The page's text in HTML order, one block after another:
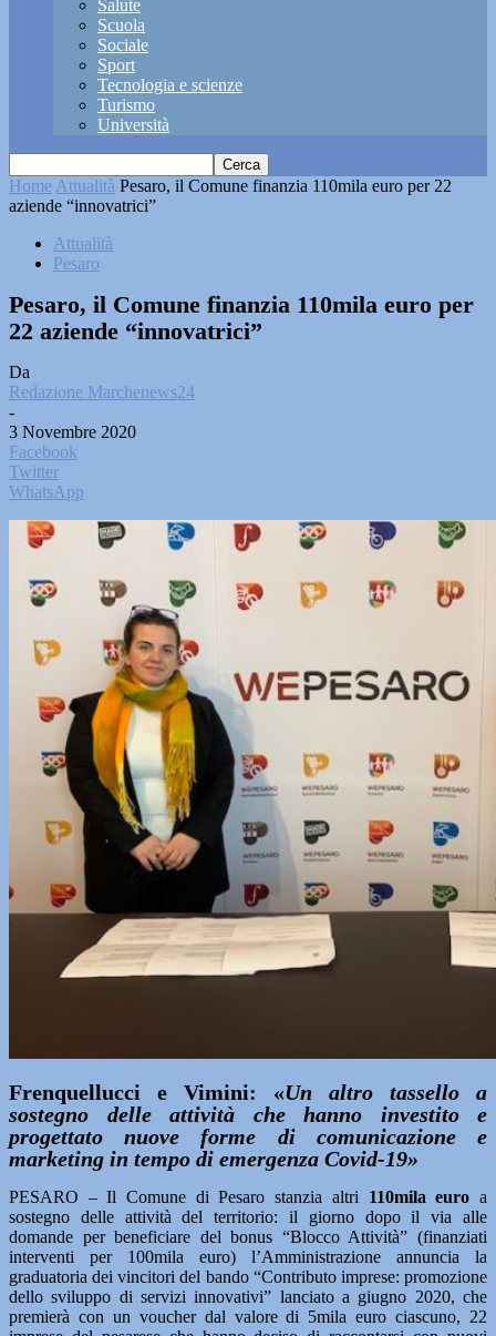
Salute
Scuola
Sociale
Sport
Tecnologia e scienze
Turismo
Università
Home Attualità Pesaro, il Comune finanzia 110mila euro per 22
aziende “innovatrici”
Attualità
Pesaro
Pesaro, il Comune finanzia 110mila euro per
22 aziende “innovatrici”
Da
Redazione Marchenews24
-
3 Novembre 2020
Facebook
Twitter
WhatsApp
Frenquellucci e Vimini: «Un altro tassello a
sostegno delle attività che hanno investito e
progettato nuove forme di comunicazione e
marketing in tempo di emergenza Covid-19»
PESARO – Il Comune di Pesaro stanzia altri 110mila euro a
sostegno delle attività del territorio: il giorno dopo il via alle
domande per beneficiare del bonus “Blocco Attività” (finanziati
interventi per 100mila euro) l’Amministrazione annuncia la
graduatoria dei vincitori del bando “Contributo imprese: promozione
dello sviluppo di servizi innovativi” lanciato a giugno 2020, che
premierà con un voucher dal valore di 5mila euro ciascuno, 22